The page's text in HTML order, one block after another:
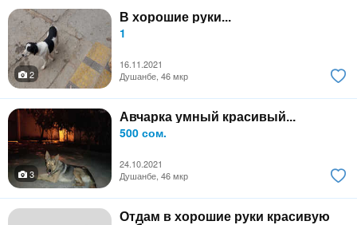
В хорошие руки...
1
16.11.2021
2
Душанбе, 46 мкр
Авчарка умный красивый...
500 сом.
24.10.2021
3
Душанбе, 46 мкр
Отдам в хорошие руки красивую